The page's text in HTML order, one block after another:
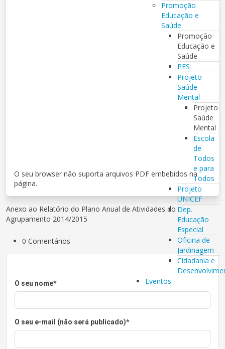
Promoção
Educação e
Saúde
Promoção
Educação e
Saúde
PES
Projeto
Saúde
Mental
Projeto
Saúde
Mental
Escola
de
Todos
e para
Todos
Projeto
UNICEF
Dep.
Educação
Especial
Oficina de
Jardinagem
Cidadania e
Eventos
O seu browser não suporta arquivos PDF embebidos na
página.
Anexo ao Relatório do Plano Anual de Atividades do
Agrupamento 2014/2015
0 Comentários
O seu nome*
O seu e-mail (não será publicado)*